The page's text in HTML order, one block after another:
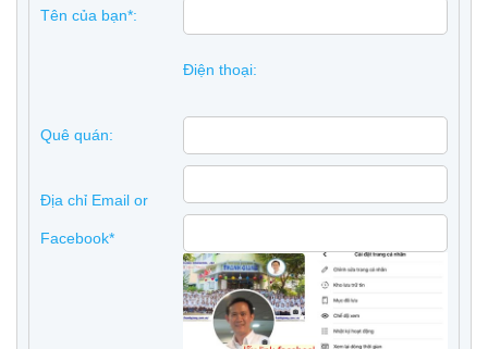
Tên của bạn*:
Điện thoại:
Quê quán:
Địa chỉ Email or
Facebook*